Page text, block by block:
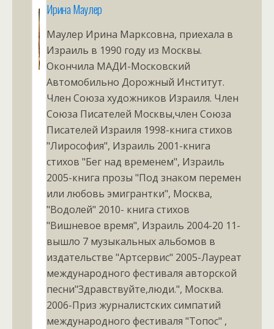
Ирина Маулер
Маулер Ирина Марксовна, приехала в
Израиль в 1990 году из Москвы.
Окончила МАДИ-Московский
Автомобильно Дорожный Институт.
Член Союза художников Израиля. Член
Союза Писателей Москвы,член Союза
Писателей Израиля 1998-книга стихов
"Лирософия", Израиль 2001-книга
стихов "Бег над временем", Израиль
2005-книга прозы "Под знаком перемен
или любовь эмигрантки", Москва,
"Водолей" 2010- книга стихов
"Вишневое время", Израиль 2004-20 11-
вышло 7 музыкальных альбомов в
издательстве "Артсервис" 2005-Лауреат
международного фестиваля авторской
песни"Здравствуйте,люди.", Москва.
2006-Приз журналистских симпатий
международного фестиваля "Топос" ,